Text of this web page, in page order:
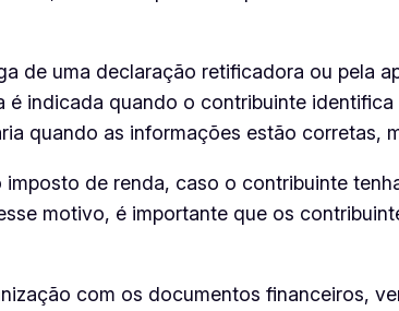
de uma declaração retificadora ou pela
indicada quando o contribuinte
quando as informações estão corretas,
de renda, caso o contribuinte
motivo, é importante que os
com os documentos financeiros,